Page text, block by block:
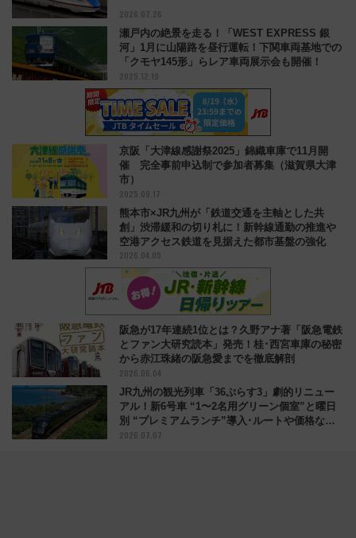
2026.07.26
瀬戸内の絶景を走る！「WEST EXPRESS 銀
河」1月に山陽路を昼行運転！下関車両基地での
「クモヤ145形」らレア車両展示会も開催！
2025.12.19
京阪「大津線感謝祭2025」錦織車庫で11月開
催 完全事前申込制で参加者募集（滋賀県大津
市）
2025.09.17
熊本市×JR九州が「鉄道交通を主軸とした共
創」渋滞緩和の切り札に！新幹線通勤の推進や
空港アクセス鉄道を見据えた都市基盤の強化
2026.04.05
阪急が17年連続1位とは？久野アナ著「阪急電鉄
とファン大研究読本」発売！桂･西宮車庫の秘密
から赤江珠緒の阪急愛までを徹底解剖
2026.06.04
JR九州の観光列車「36ぷらす3」劇的リニュー
アル！新6号車 “1〜2名用グリーン個室”と曜日
別 “プレミアムランチ”導入･ルートや価格など
解説
2026.07.07